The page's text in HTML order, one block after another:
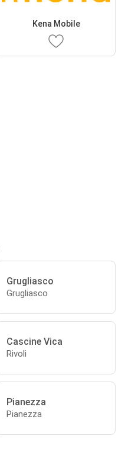
Kena Mobile
Grugliasco
Grugliasco
Cascine Vica
Rivoli
Pianezza
Pianezza